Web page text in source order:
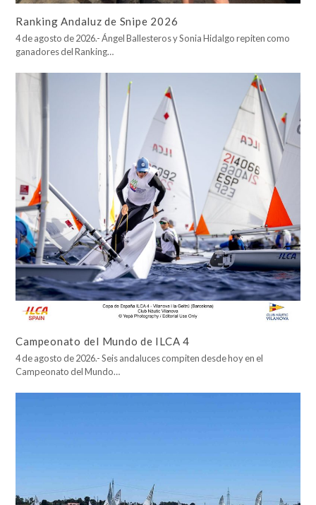
Ranking Andaluz de Snipe 2026
4 de agosto de 2026.- Ángel Ballesteros y Sonia Hidalgo repiten como
ganadores del Ranking…
Campeonato del Mundo de ILCA 4
4 de agosto de 2026.- Seis andaluces compiten desde hoy en el
Campeonato del Mundo…